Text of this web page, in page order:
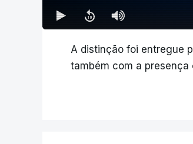
A distinção foi entregue
também com a presença